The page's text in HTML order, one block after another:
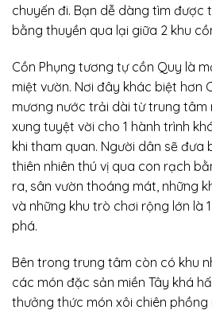
chuyến đi. Bạn dễ dàng tìm được
bằng thuyền qua lại giữa 2 khu
Cồn Phụng tương tự cồn Quy là
miệt vườn. Nơi đây khác biệt hơn
mương nước trải dài từ trung tâm
xung tuyệt vời cho 1 hành trình
khi tham quan. Người dân sẽ đưa
thiên nhiên thú vị qua con rạch
ra, sân vườn thoáng mát, những
và những khu trò chơi rộng lớn là
phá.
Bên trong trung tâm còn có khu
các món đặc sản miền Tây khá
thưởng thức món xôi chiên phồng